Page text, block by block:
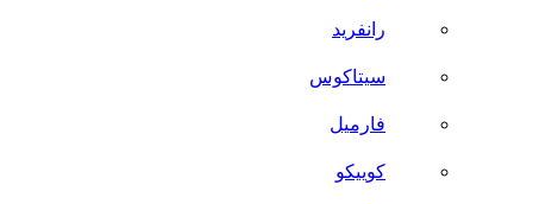
رانفرید
سیتاکوس
فارمیل
کوییکو